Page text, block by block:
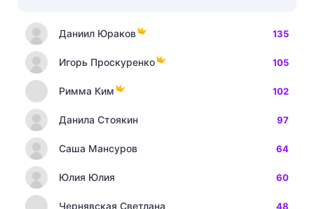
Даниил Юраков 135
Игорь Проскуренко 105
Римма Ким 102
Данила Стоякин 97
Саша Мансуров 64
Юлия Юлия 60
Чернявская Светлана 48